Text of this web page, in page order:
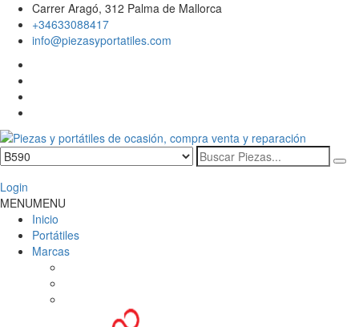
Skip
content
Carrer Aragó, 312 Palma de Mallorca
+34633088417
info@piezasyportatiles.com
Piezas y portátiles de ocasión,
compra venta y reparación
Todo lo que necesitas para reparar tu portatil, Pantallas, Teclas,
Teclados, Baterías, Carcasas, Placas, Gráficas, Procesadores,
Ventiladores
Search
for:
Login
Primary
Menu
MENUMENU
Inicio
Portátiles
Marcas